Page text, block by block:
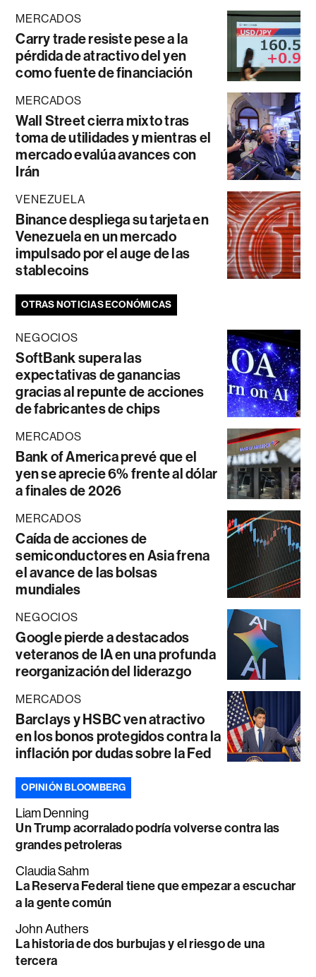
MERCADOS
Carry trade resiste pese a la
pérdida de atractivo del yen
como fuente de financiación
MERCADOS
Wall Street cierra mixto tras
toma de utilidades y mientras el
mercado evalúa avances con
Irán
VENEZUELA
Binance despliega su tarjeta en
Venezuela en un mercado
impulsado por el auge de las
stablecoins
OTRAS NOTICIAS ECONÓMICAS
NEGOCIOS
SoftBank supera las
expectativas de ganancias
gracias al repunte de acciones
de fabricantes de chips
MERCADOS
Bank of America prevé que el
yen se aprecie 6% frente al dólar
a finales de 2026
MERCADOS
Caída de acciones de
semiconductores en Asia frena
el avance de las bolsas
mundiales
NEGOCIOS
Google pierde a destacados
veteranos de IA en una profunda
reorganización del liderazgo
MERCADOS
Barclays y HSBC ven atractivo
en los bonos protegidos contra la
inflación por dudas sobre la Fed
OPINIÓN BLOOMBERG
Liam Denning
Un Trump acorralado podría volverse contra las
grandes petroleras
Claudia Sahm
La Reserva Federal tiene que empezar a escuchar
a la gente común
John Authers
La historia de dos burbujas y el riesgo de una
tercera